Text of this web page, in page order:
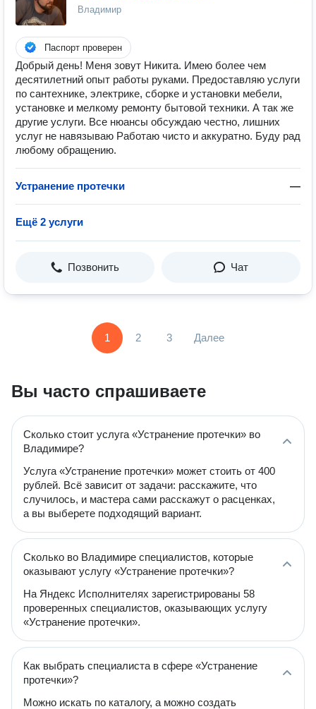
Владимир
Паспорт проверен
Добрый день! Меня зовут Никита. Имею более чем
десятилетний опыт работы руками. Предоставляю услуги
по сантехнике, электрике, сборке и установки мебели,
установке и мелкому ремонту бытовой техники. А так же
другие услуги. Все нюансы обсуждаю честно, лишних
услуг не навязываю Работаю чисто и аккуратно. Буду рад
любому обращению.
Устранение протечки —
Ещё 2 услуги
Позвонить Чат
1 2 3 Далее
Вы часто спрашиваете
Сколько стоит услуга «Устранение протечки» во
Владимире?
Услуга «Устранение протечки» может стоить от 400
рублей. Всё зависит от задачи: расскажите, что
случилось, и мастера сами расскажут о расценках,
а вы выберете подходящий вариант.
Сколько во Владимире специалистов, которые
оказывают услугу «Устранение протечки»?
На Яндекс Исполнителях зарегистрированы 58
проверенных специалистов, оказывающих услугу
«Устранение протечки».
Как выбрать специалиста в сфере «Устранение
протечки»?
Можно искать по каталогу, а можно создать